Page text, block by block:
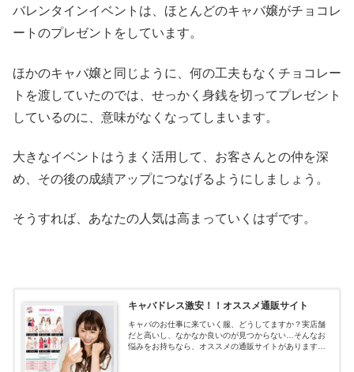
バレンタインイベントは、ほとんどのキャバ嬢がチョコレ
ートのプレゼントをしています。
ほかのキャバ嬢と同じように、何の工夫もなくチョコレー
トを渡していたのでは、せっかく身銭を切ってプレゼント
しているのに、意味がなくなってしまいます。
大きなイベントはうまく活用して、お客さんとの仲を深
め、その後の成績アップにつなげるようにしましょう。
そうすれば、あなたの人気は高まっていくはずです。
キャバドレス激安！！オススメ通販サイト
キャバのお仕事に来ていく服、どうしてますか？実店舗
だと高いし、なかなか良いのが見つからない…そんなお
悩みをお持ちなら、オススメの通販サイトがあります！